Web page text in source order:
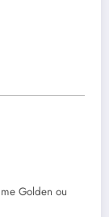
Golden ou